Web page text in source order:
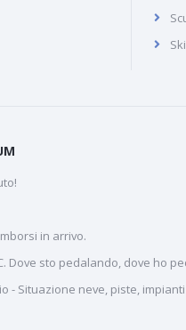
in arrivo.
Dove sto pedalando, dove ho
- Situazione neve, piste,